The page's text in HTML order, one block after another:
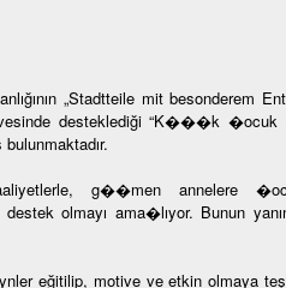
„Stadtteile mit besonderem
desteklediği “K���k
g��men annelere
olmayı ama�lıyor. Bunun
eğitilip, motive ve etkin olmaya